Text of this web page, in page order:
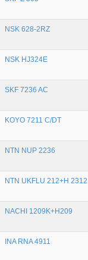
NSK 628-2RZ
NSK HJ324E
SKF 7236 AC
KOYO 7211 C/DT
NTN NUP 2236
NTN UKFLU 212+H 2312
NACHI 1209K+H209
INA RNA 4911